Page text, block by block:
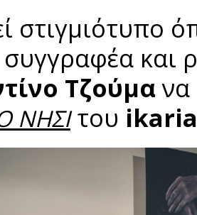
στιγμιότυπο
και
Τζούμανα
ΝΗΣΙτου